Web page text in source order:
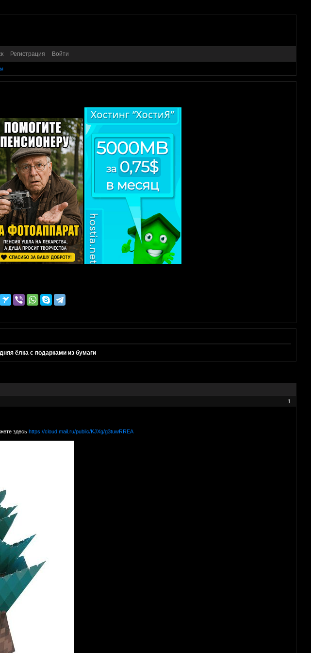
Регистрация Войти
ёлка с подарками из бумаги
1
здесьhttps://cloud.mail.ru/public/KJXg/g3tuwRREA